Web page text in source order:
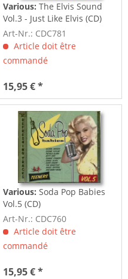
Various:The Elvis Sound
Vol.3 - Just Like Elvis (CD)
Art-Nr.: CDC781
Article doit être
commandé
15,95 € *
Various:Soda Pop Babies
Vol.5 (CD)
Art-Nr.: CDC760
Article doit être
commandé
15,95 € *